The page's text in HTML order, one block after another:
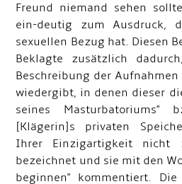
Freund niemand sehen
ein-deutig zum Ausdruck,
sexuellen Bezug hat. Diesen
Beklagte zusätzlich
Beschreibung der Aufnahmen
wiedergibt, in denen dieser
seines Masturbatoriums"
[Klägerin]s privaten
Ihrer Einzigartigkeit nicht
bezeichnet und sie mit den
beginnen" kommentiert.